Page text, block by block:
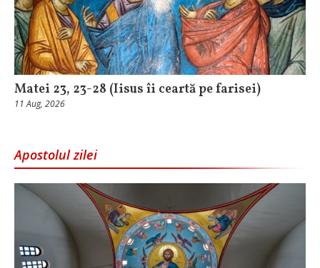
Matei 23, 23-28 (Iisus îi ceartă pe farisei)
11 Aug, 2026
Apostolul zilei